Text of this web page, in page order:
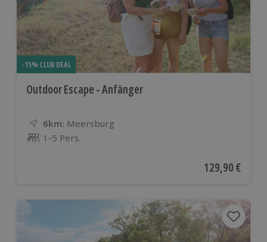
-15% CLUB DEAL
Outdoor Escape - Anfänger
6km: Entfernung
Standort
Meersburg
Anzahl der Teilnehmer
1-5 Pers.
Aktueller Preis
129,90 €